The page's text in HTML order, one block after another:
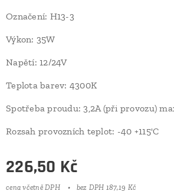
Označení: H13-3
Výkon: 35W
Napětí: 12/24V
Teplota barev: 4300K
Spotřeba proudu: 3,2A (při provozu)
Rozsah provozních teplot: -40 +115'C
226,50 Kč
cena včetně DPH bez DPH 187,19 Kč